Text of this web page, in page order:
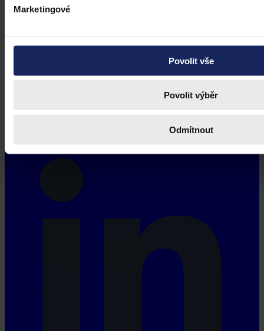
Marketingové
Povolit vše
Povolit výběr
Odmítnout